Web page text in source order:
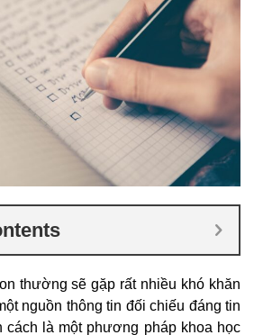
thường sẽ gặp rất nhiều khó khăn
nguồn thông tin đối chiếu đáng tin
cách là một phương pháp khoa học